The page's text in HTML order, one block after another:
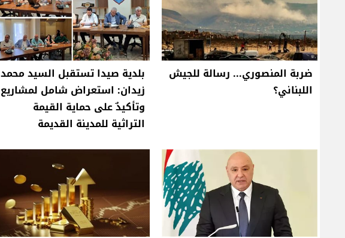
ضربة المنصوري... رسالة للجيش
اللبناني؟
بلدية صيدا تستقبل السيد محمد
زيدان: استعراض شامل لمشاريع
وتأكيدٌ على حماية القيمة
التراثية للمدينة القديمة